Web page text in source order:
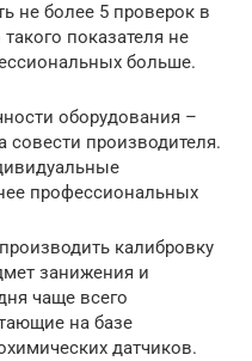
не более 5 проверок в
показателя не
больше.
оборудования –
совести производителя.
профессиональных
калибровку
занижения и
чаще всего
на базе
датчиков.